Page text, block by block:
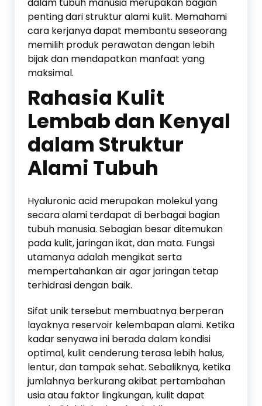
penting dari struktur alami kulit. Memahami
cara kerjanya dapat membantu seseorang
memilih produk perawatan dengan lebih
bijak dan mendapatkan manfaat yang
maksimal.
Rahasia Kulit
Lembab dan Kenyal
dalam Struktur
Alami Tubuh
Hyaluronic acid merupakan molekul yang
secara alami terdapat di berbagai bagian
tubuh manusia. Sebagian besar ditemukan
pada kulit, jaringan ikat, dan mata. Fungsi
utamanya adalah mengikat serta
mempertahankan air agar jaringan tetap
terhidrasi dengan baik.
Sifat unik tersebut membuatnya berperan
layaknya reservoir kelembapan alami. Ketika
kadar senyawa ini berada dalam kondisi
optimal, kulit cenderung terasa lebih halus,
lentur, dan tampak sehat. Sebaliknya, ketika
jumlahnya berkurang akibat pertambahan
usia atau faktor lingkungan, kulit dapat